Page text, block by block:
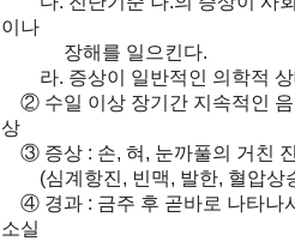
이나
장해를 일으킨다.
라. 증상이 일반적인 의학적 상
② 수일 이상 장기간 지속적인 음
상
③ 증상 : 손, 혀, 눈까풀의 거친
(심계항진, 빈맥, 발한, 혈압상
④ 경과 : 금주 후 곧바로 나타나
소실